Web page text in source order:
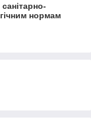
нормам